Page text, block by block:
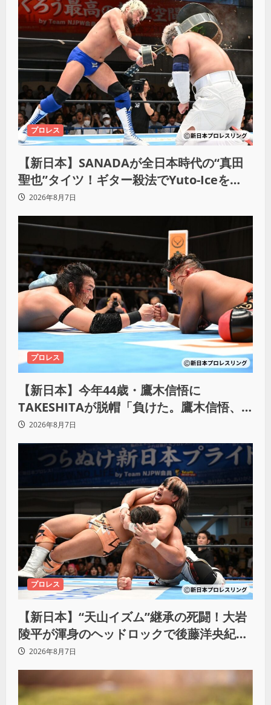
プロレス
【新日本】SANADAが全日本時代の“真田
聖也”タイツ！ギター殺法でYuto-Iceを
KO「俺と闘う時は考えろ。感じるな」
2026年8月7日
プロレス
【新日本】今年44歳・鷹木信悟に
TAKESHITAが脱帽「負けた。鷹木信悟、
強いわ！」
2026年8月7日
プロレス
【新日本】“天山イズム”継承の死闘！大岩
陵平が渾身のヘッドロックで後藤洋央紀か
らタップ奪取 執念の「リベンジ＆4勝目」
2026年8月7日